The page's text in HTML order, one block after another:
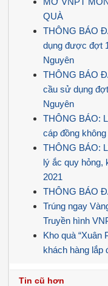
QUÀ
THÔNG BÁO
dụng được đợt
Nguyên
THÔNG BÁO
cầu sử dụng
Nguyên
THÔNG BÁO:
cáp đồng
THÔNG BÁO:
lý ắc quy hỏng,
2021
THÔNG BÁO
Trúng ngay
Truyền hình
Kho quà “Xuân
khách hàng lắp
Tin cũ hơn